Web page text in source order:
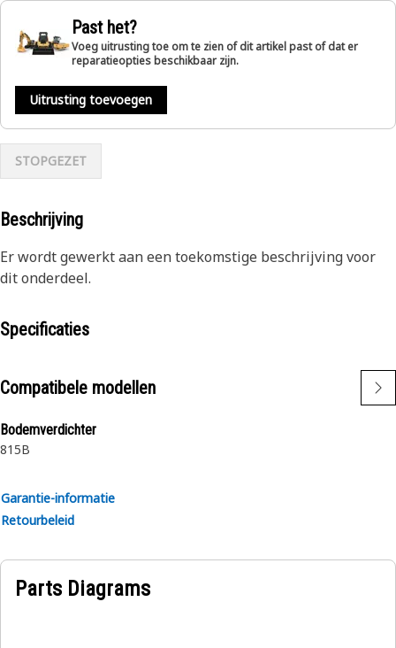
Past het?
Voeg uitrusting toe om te zien of dit artikel past of dat er
reparatieopties beschikbaar zijn.
Uitrusting toevoegen
STOPGEZET
Beschrijving
Er wordt gewerkt aan een toekomstige beschrijving voor
dit onderdeel.
Specificaties
Compatibele modellen
Bodemverdichter
815B
Garantie-informatie
Retourbeleid
Parts Diagrams